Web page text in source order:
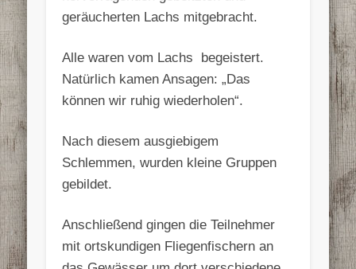
geräucherten Lachs mitgebracht.
Alle waren vom Lachs begeistert.
Natürlich kamen Ansagen: „Das
können wir ruhig wiederholen“.
Nach diesem ausgiebigem
Schlemmen, wurden kleine Gruppen
gebildet.
Anschließend gingen die Teilnehmer
mit ortskundigen Fliegenfischern an